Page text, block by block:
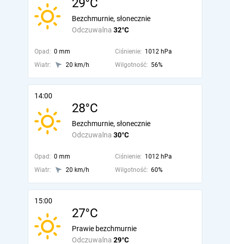
29°C
Odczuwalna 32°C
Bezchmurnie, słonecznie
Opad: 0 mm Ciśnienie: 1012 hPa
Wiatr:
20 km/h Wilgotność: 56%
14:00
28°C
Odczuwalna 30°C
Bezchmurnie, słonecznie
Opad: 0 mm Ciśnienie: 1012 hPa
Wiatr:
20 km/h Wilgotność: 60%
15:00
27°C
Odczuwalna 29°C
Prawie bezchmurnie